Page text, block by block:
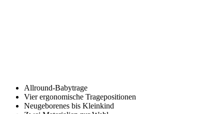
Allround-Babytrage
Vier ergonomische Tragepositionen
Neugeborenes bis Kleinkind